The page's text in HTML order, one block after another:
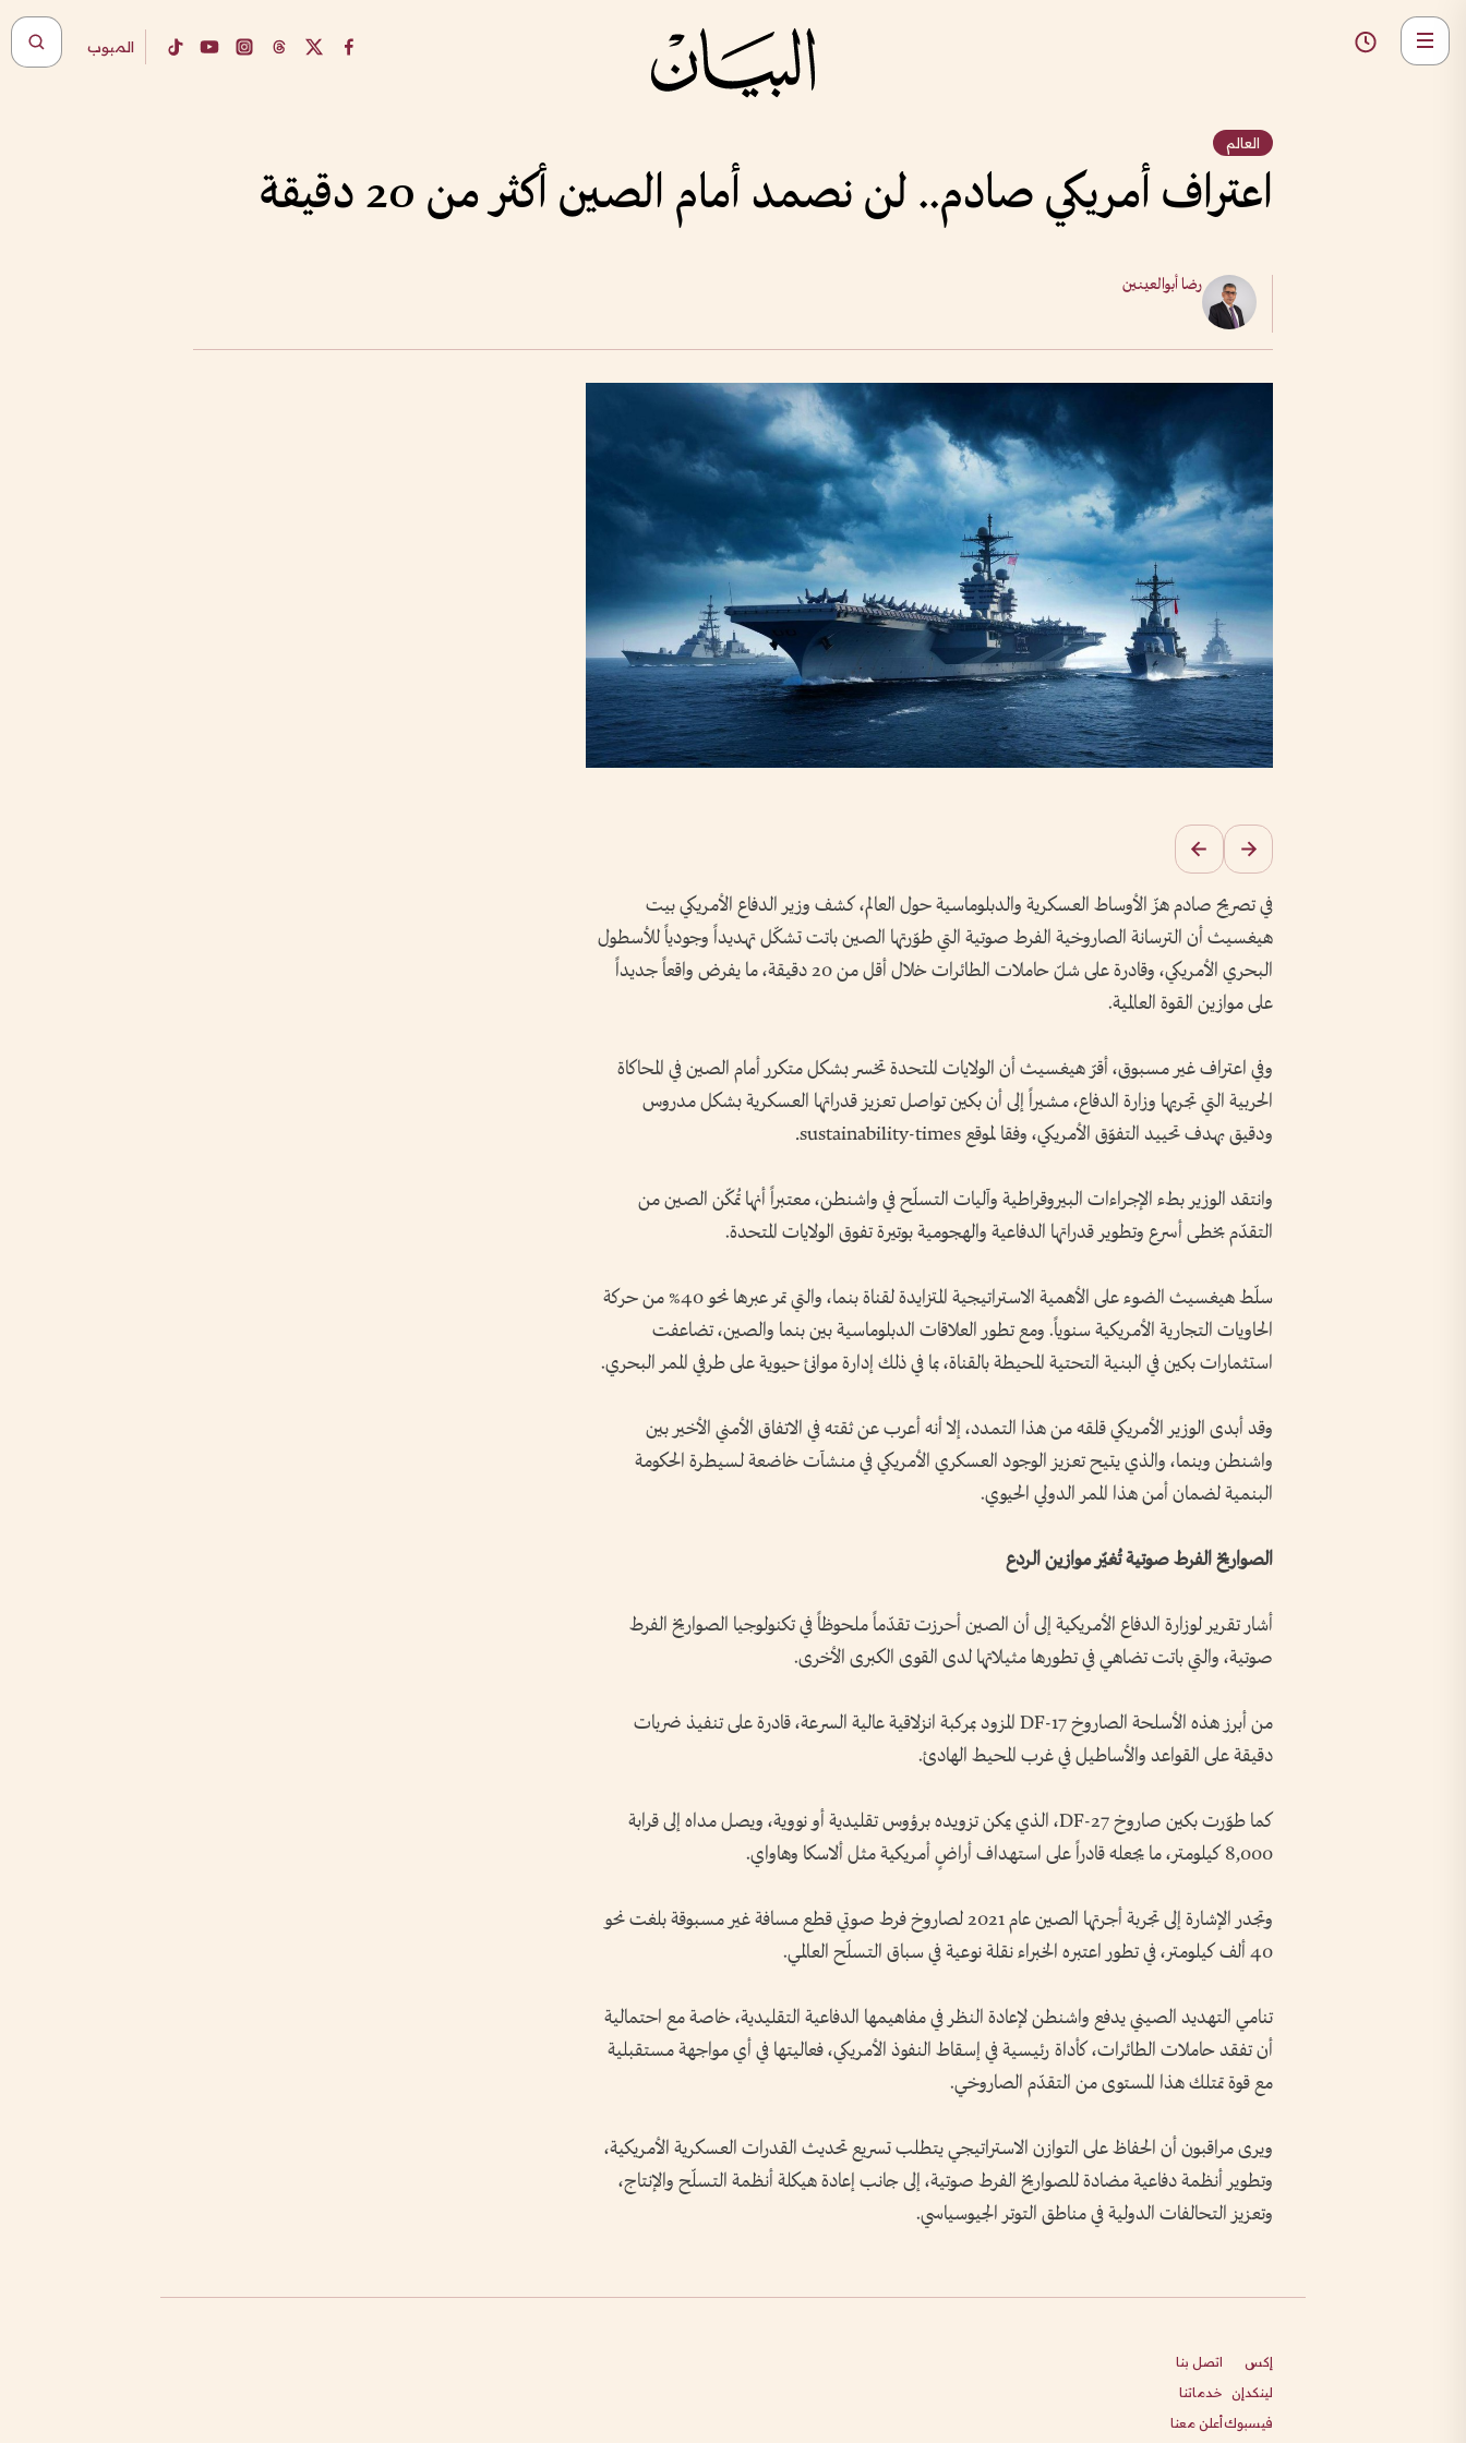
المبوب
العالم
اعتراف أمريكي صادم.. لن نصمد أمام الصين أكثر من 20 دقيقة
رضا أبوالعينين
في تصريح صادم هزّ الأوساط العسكرية والدبلوماسية حول العالم، كشف وزير الدفاع الأمريكي بيت
هيغسيث أن الترسانة الصاروخية الفرط صوتية التي طوّرتها الصين باتت تشكّل تهديداً وجودياً للأسطول
البحري الأمريكي، وقادرة على شلّ حاملات الطائرات خلال أقل من 20 دقيقة، ما يفرض واقعاً جديداً
على موازين القوة العالمية.
وفي اعتراف غير مسبوق، أقرّ هيغسيث أن الولايات المتحدة تخسر بشكل متكرر أمام الصين في المحاكاة
الحربية التي تجريها وزارة الدفاع، مشيراً إلى أن بكين تواصل تعزيز قدراتها العسكرية بشكل مدروس
ودقيق بهدف تحييد التفوّق الأمريكي، وفقا لموقع sustainability-times.
وانتقد الوزير بطء الإجراءات البيروقراطية وآليات التسلّح في واشنطن، معتبراً أنها تُمكّن الصين من
التقدّم بخطى أسرع وتطوير قدراتها الدفاعية والهجومية بوتيرة تفوق الولايات المتحدة.
سلّط هيغسيث الضوء على الأهمية الاستراتيجية المتزايدة لقناة بنما، والتي تمر عبرها نحو 40% من حركة
الحاويات التجارية الأمريكية سنوياً. ومع تطور العلاقات الدبلوماسية بين بنما والصين، تضاعفت
استثمارات بكين في البنية التحتية المحيطة بالقناة، بما في ذلك إدارة موانئ حيوية على طرفي الممر البحري.
وقد أبدى الوزير الأمريكي قلقه من هذا التمدد، إلا أنه أعرب عن ثقته في الاتفاق الأمني الأخير بين
واشنطن وبنما، والذي يتيح تعزيز الوجود العسكري الأمريكي في منشآت خاضعة لسيطرة الحكومة
البنمية لضمان أمن هذا الممر الدولي الحيوي.
الصواريخ الفرط صوتية تُغيّر موازين الردع
أشار تقرير لوزارة الدفاع الأمريكية إلى أن الصين أحرزت تقدّماً ملحوظاً في تكنولوجيا الصواريخ الفرط
صوتية، والتي باتت تضاهي في تطورها مثيلاتها لدى القوى الكبرى الأخرى.
من أبرز هذه الأسلحة الصاروخ DF-17 المزود بمركبة انزلاقية عالية السرعة، قادرة على تنفيذ ضربات
دقيقة على القواعد والأساطيل في غرب المحيط الهادئ.
كما طوّرت بكين صاروخ DF-27، الذي يمكن تزويده برؤوس تقليدية أو نووية، ويصل مداه إلى قرابة
8,000 كيلومتر، ما يجعله قادراً على استهداف أراضٍ أمريكية مثل ألاسكا وهاواي.
وتجدر الإشارة إلى تجربة أجرتها الصين عام 2021 لصاروخ فرط صوتي قطع مسافة غير مسبوقة بلغت نحو
40 ألف كيلومتر، في تطور اعتبره الخبراء نقلة نوعية في سباق التسلّح العالمي.
تنامي التهديد الصيني يدفع واشنطن لإعادة النظر في مفاهيمها الدفاعية التقليدية، خاصة مع احتمالية
أن تفقد حاملات الطائرات، كأداة رئيسية في إسقاط النفوذ الأمريكي، فعاليتها في أي مواجهة مستقبلية
مع قوة تمتلك هذا المستوى من التقدّم الصاروخي.
ويرى مراقبون أن الحفاظ على التوازن الاستراتيجي يتطلب تسريع تحديث القدرات العسكرية الأمريكية،
وتطوير أنظمة دفاعية مضادة للصواريخ الفرط صوتية، إلى جانب إعادة هيكلة أنظمة التسلّح والإنتاج،
وتعزيز التحالفات الدولية في مناطق التوتر الجيوسياسي.
إكس
لينكدإن
فيسبوك
اتصل بنا
خدماتنا
أعلن معنا